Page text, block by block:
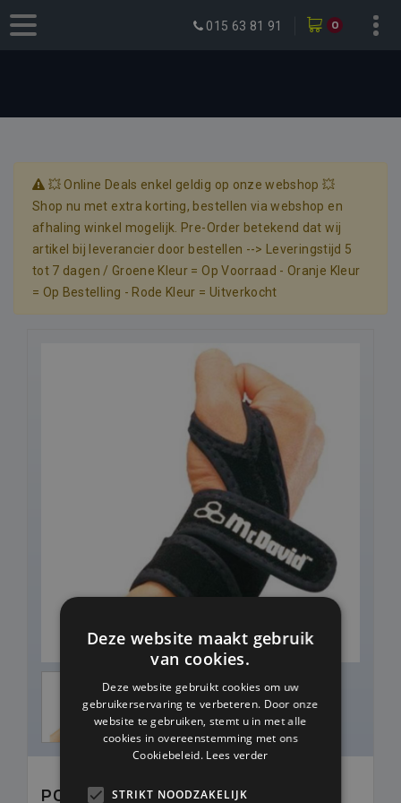
015 63 81 91 0
💥 Online Deals enkel geldig op onze webshop 💥
Shop nu met extra korting, bestellen via webshop en
afhaling winkel mogelijk. Pre-Order betekend dat wij
artikel bij leverancier door bestellen --> Leveringstijd 5
tot 7 dagen / Groene Kleur = Op Voorraad - Oranje Kleur
= Op Bestelling - Rode Kleur = Uitverkocht
POLSBESCHERMER MET STRAP -
Deze website maakt gebruik
van cookies.
Deze website gebruikt cookies om uw
gebruikerservaring te verbeteren. Door onze
website te gebruiken, stemt u in met alle
cookies in overeenstemming met ons
Cookiebeleid. Lees verder
STRIKT NOODZAKELIJK